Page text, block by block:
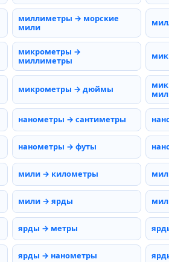
миллиметры → морские
мили
микрометры →
миллиметры
микрометры → дюймы
нанометры → сантиметры
нанометры → футы
мили → километры
мили → ярды
ярды → метры
ярды → нанометры